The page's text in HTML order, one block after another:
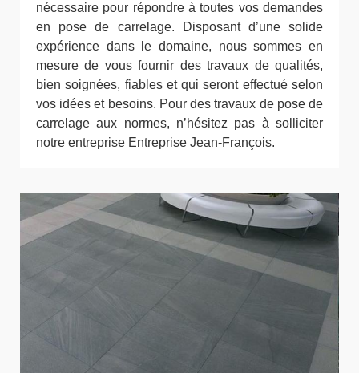
nécessaire pour répondre à toutes vos demandes
en pose de carrelage. Disposant d’une solide
expérience dans le domaine, nous sommes en
mesure de vous fournir des travaux de qualités,
bien soignées, fiables et qui seront effectué selon
vos idées et besoins. Pour des travaux de pose de
carrelage aux normes, n’hésitez pas à solliciter
notre entreprise Entreprise Jean-François.